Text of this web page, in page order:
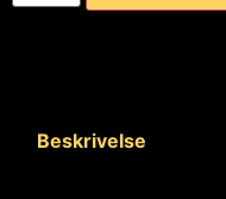
Beskrivelse